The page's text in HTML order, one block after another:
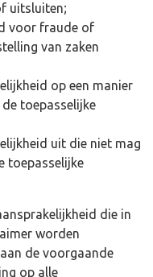
uitsluiten;
voor fraude of
van zaken
op een manier
toepasselijke
uit die niet mag
toepasselijke
die in
worden
de voorgaande
op alle